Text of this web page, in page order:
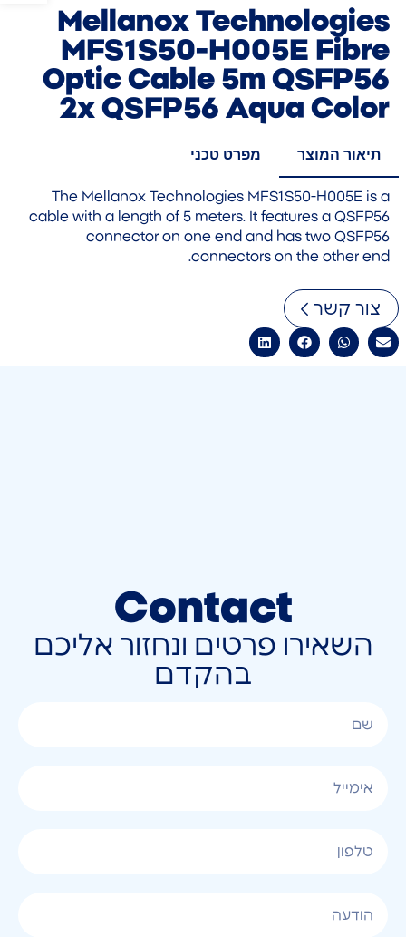
Mellanox Technologies
MFS1S50-H005E Fibre
Optic Cable 5m QSFP56
2x QSFP56 Aqua Color
תיאור המוצר מפרט טכני
The Mellanox Technologies MFS1S50-H005E is a
cable with a length of 5 meters. It features a QSFP56
connector on one end and has two QSFP56
connectors on the other end.
צור קשר
Contact
השאירו פרטים ונחזור אליכם
בהקדם